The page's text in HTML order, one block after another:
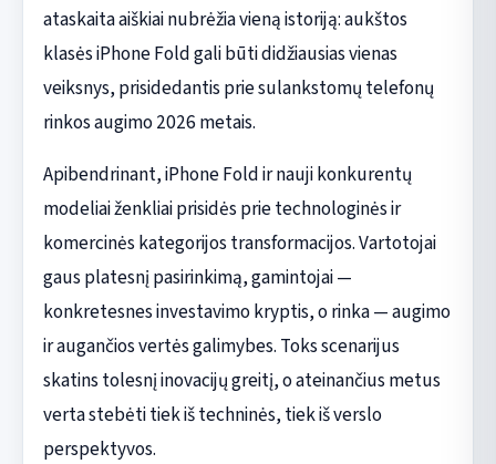
ataskaita aiškiai nubrėžia vieną istoriją: aukštos
klasės iPhone Fold gali būti didžiausias vienas
veiksnys, prisidedantis prie sulankstomų telefonų
rinkos augimo 2026 metais.
Apibendrinant, iPhone Fold ir nauji konkurentų
modeliai ženkliai prisidės prie technologinės ir
komercinės kategorijos transformacijos. Vartotojai
gaus platesnį pasirinkimą, gamintojai —
konkretesnes investavimo kryptis, o rinka — augimo
ir augančios vertės galimybes. Toks scenarijus
skatins tolesnį inovacijų greitį, o ateinančius metus
verta stebėti tiek iš techninės, tiek iš verslo
perspektyvos.